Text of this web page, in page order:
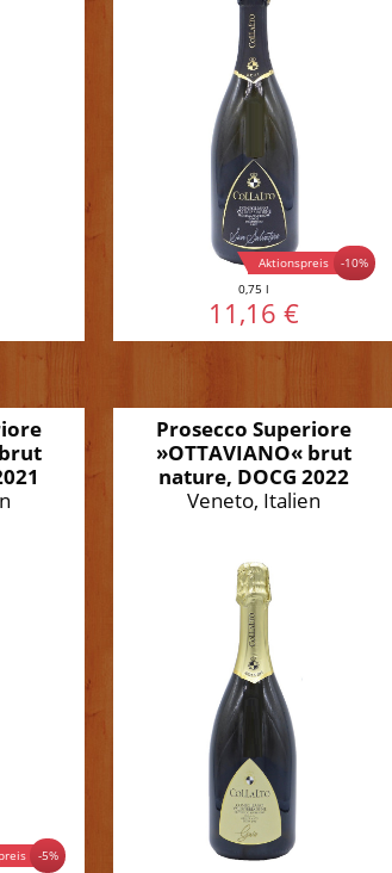
-10%
Aktionspreis
0,75 l
11,16 €
-5%
Prosecco Superiore
»OTTAVIANO« brut
nature, DOCG 2022
Veneto, Italien